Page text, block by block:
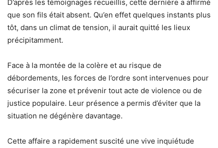
D’après les témoignages recueillis, cette dernière a affirmé
que son fils était absent. Qu’en effet quelques instants plus
tôt, dans un climat de tension, il aurait quitté les lieux
précipitamment.
Face à la montée de la colère et au risque de
débordements, les forces de l’ordre sont intervenues pour
sécuriser la zone et prévenir tout acte de violence ou de
justice populaire. Leur présence a permis d’éviter que la
situation ne dégénère davantage.
Cette affaire a rapidement suscité une vive inquiétude